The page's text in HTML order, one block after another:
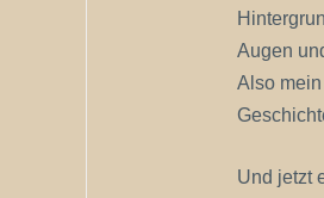
Augen
Also
Und jetzt